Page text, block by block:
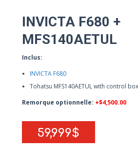
INVICTA F680 +
MFS140AETUL
Inclus:
INVICTA F680
Tohatsu MFS140AETUL with control
Remorque optionnelle: +$4,500.00
59,999$